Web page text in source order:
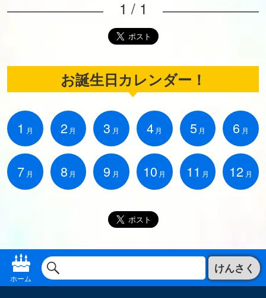
1 / 1
お誕生日カレンダー！
1 月 2 月 3 月 4 月 5 月 6 月
7 月 8 月 9 月 10 月 11 月 12 月
ホーム
けんさく